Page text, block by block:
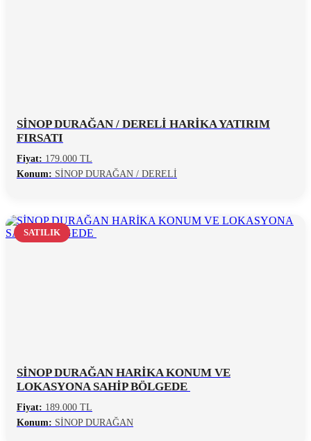
SİNOP DURAĞAN / DERELİ HARİKA YATIRIM
FIRSATI
Fiyat: 179.000 TL
Konum: SİNOP DURAĞAN / DERELİ
SATILIK
SİNOP DURAĞAN HARİKA KONUM VE
LOKASYONA SAHİP BÖLGEDE
Fiyat: 189.000 TL
Konum: SİNOP DURAĞAN